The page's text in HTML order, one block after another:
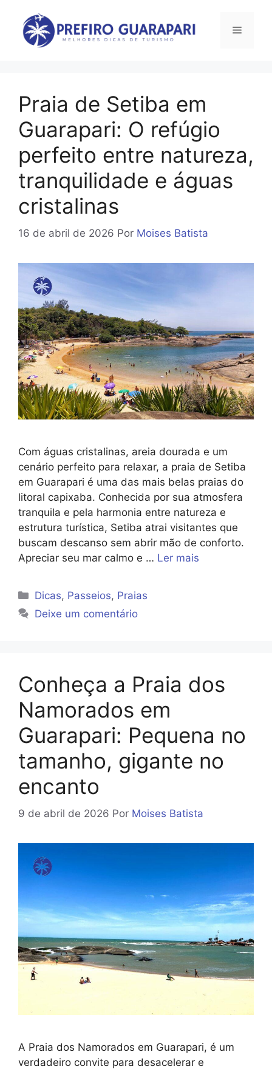
Menu
Praia de Setiba em
Guarapari: O refúgio
perfeito entre natureza,
tranquilidade e águas
cristalinas
16 de abril de 2026 Por Moises Batista
Com águas cristalinas, areia dourada e um
cenário perfeito para relaxar, a praia de Setiba
em Guarapari é uma das mais belas praias do
litoral capixaba. Conhecida por sua atmosfera
tranquila e pela harmonia entre natureza e
estrutura turística, Setiba atrai visitantes que
buscam descanso sem abrir mão de conforto.
Apreciar seu mar calmo e … Ler mais
Categorias
Dicas, Passeios, Praias
Deixe um comentário
Conheça a Praia dos
Namorados em
Guarapari: Pequena no
tamanho, gigante no
encanto
9 de abril de 2026 Por Moises Batista
A Praia dos Namorados em Guarapari, é um
verdadeiro convite para desacelerar e